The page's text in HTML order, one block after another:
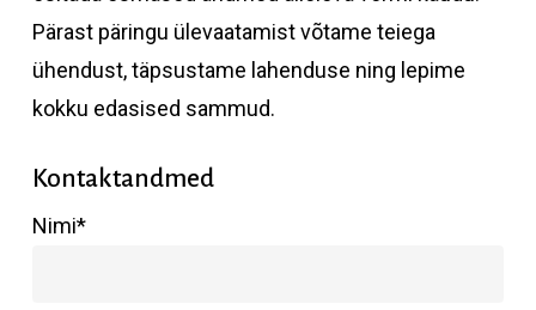
Pärast päringu ülevaatamist võtame teiega
ühendust, täpsustame lahenduse ning lepime
kokku edasised sammud.
Kontaktandmed
Nimi*